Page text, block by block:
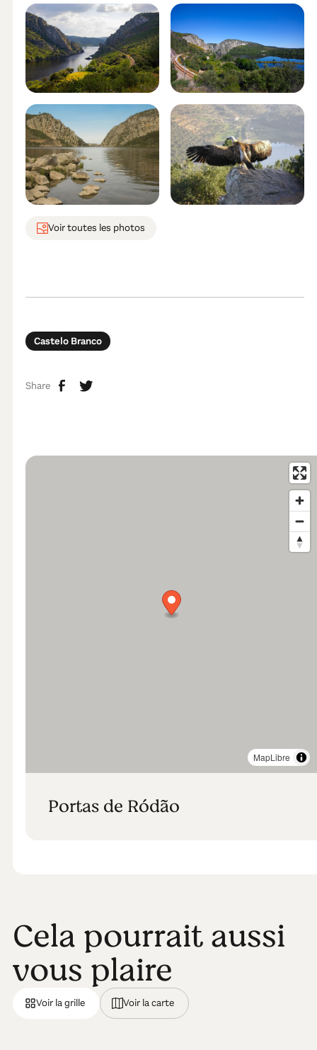
Voir toutes les photos
Castelo Branco
Share
Portas de Ródão
MapLibre
Cela pourrait aussi
vous plaire
Voir la grille Voir la carte